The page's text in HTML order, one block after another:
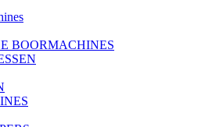
BOORMACHINES